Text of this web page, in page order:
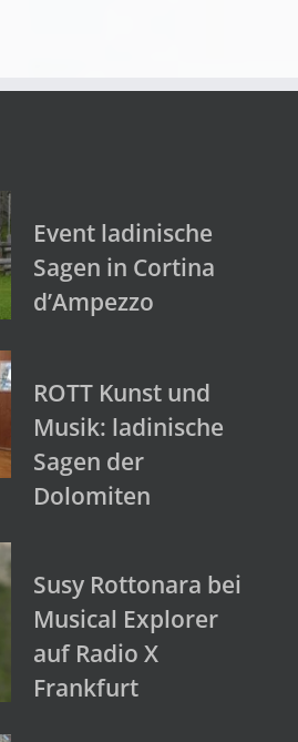
Event ladinische
Sagen in Cortina
d’Ampezzo
ROTT Kunst und
Musik: ladinische
Sagen der
Dolomiten
Susy Rottonara bei
Musical Explorer
auf Radio X
Frankfurt